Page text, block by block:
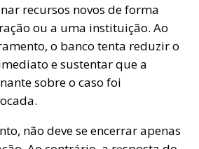
recursos novos de forma
ou a uma instituição. Ao
o banco tenta reduzir o
e sustentar que a
sobre o caso foi
não deve se encerrar apenas